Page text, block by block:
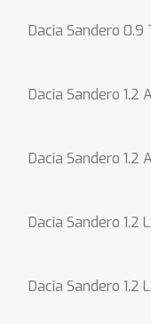
Dacia Sandero
Dacia Sandero 1.2
Dacia Sandero 1.2
Dacia Sandero 1.2
Dacia Sandero 1.2